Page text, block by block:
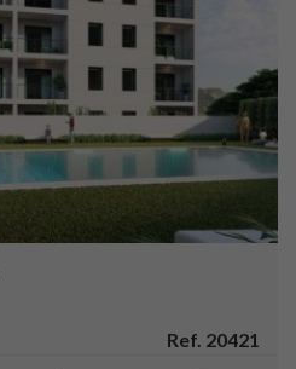
Ref. 20421